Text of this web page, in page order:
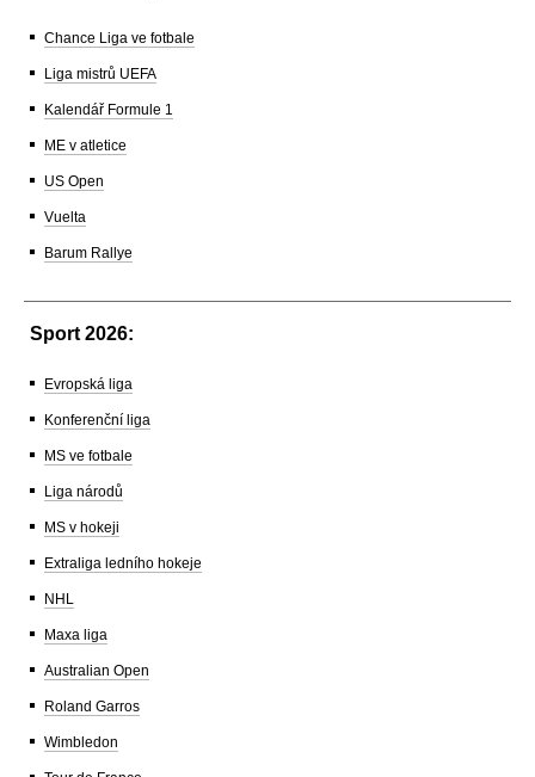
Chance Liga ve fotbale
Liga mistrů UEFA
Kalendář Formule 1
ME v atletice
US Open
Vuelta
Barum Rallye
Sport 2026:
Evropská liga
Konferenční liga
MS ve fotbale
Liga národů
MS v hokeji
Extraliga ledního hokeje
NHL
Maxa liga
Australian Open
Roland Garros
Wimbledon